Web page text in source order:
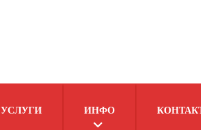
УСЛУГИ ИНФО